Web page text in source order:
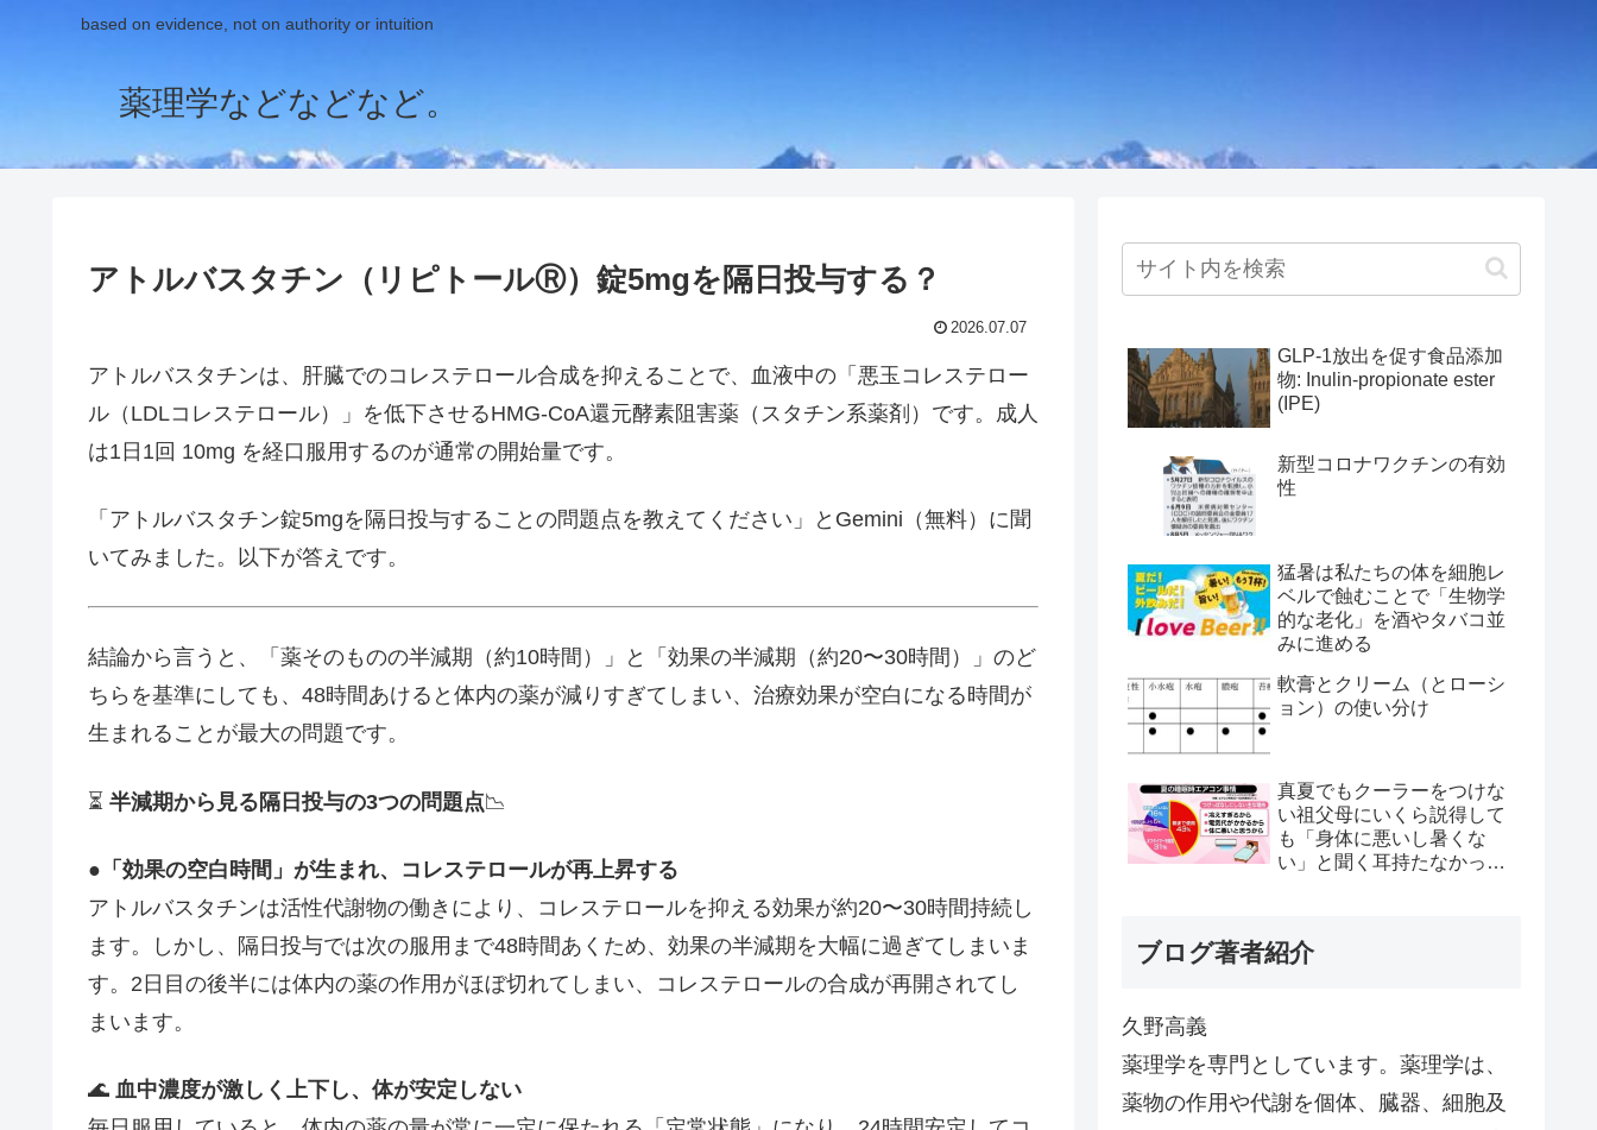
based on evidence, not on authority or intuition
薬理学などなどなど。
アトルバスタチン（リピトールⓇ）錠5mgを隔日投与する？
2026.07.07
アトルバスタチンは、肝臓でのコレステロール合成を抑えることで、血液中の「悪玉コレステロー
ル（LDLコレステロール）」を低下させるHMG-CoA還元酵素阻害薬（スタチン系薬剤）です。成人
は1日1回 10mg を経口服用するのが通常の開始量です。
「アトルバスタチン錠5mgを隔日投与することの問題点を教えてください」とGemini（無料）に聞
いてみました。以下が答えです。
結論から言うと、「薬そのものの半減期（約10時間）」と「効果の半減期（約20〜30時間）」のど
ちらを基準にしても、48時間あけると体内の薬が減りすぎてしまい、治療効果が空白になる時間が
生まれることが最大の問題です。
⏳ 半減期から見る隔日投与の3つの問題点📉
● 「効果の空白時間」が生まれ、コレステロールが再上昇する
アトルバスタチンは活性代謝物の働きにより、コレステロールを抑える効果が約20〜30時間持続し
ます。しかし、隔日投与では次の服用まで48時間あくため、効果の半減期を大幅に過ぎてしまいま
す。2日目の後半には体内の薬の作用がほぼ切れてしまい、コレステロールの合成が再開されてし
まいます。
🌊 血中濃度が激しく上下し、体が安定しない
GLP-1放出を促す食品添加
物: Inulin-propionate ester
(IPE)
新型コロナワクチンの有効
性
猛暑は私たちの体を細胞レ
ベルで蝕むことで「生物学
的な老化」を酒やタバコ並
みに進める
軟膏とクリーム（とローシ
ョン）の使い分け
真夏でもクーラーをつけな
い祖父母にいくら説得して
も「身体に悪いし暑くな
い」と聞く耳持たなかった
ブログ著者紹介
久野高義
薬理学を専門としています。薬理学は、
薬物の作用や代謝を個体、臓器、細胞及